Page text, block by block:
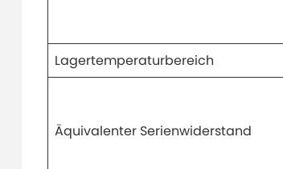
Lagertemperaturbereich
Äquivalenter Serienwiderstand